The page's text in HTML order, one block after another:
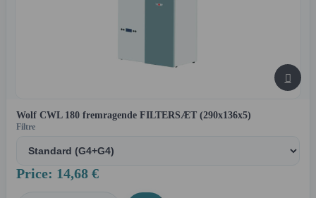

Wolf CWL 180 fremragende FILTERSÆT (290x136x5)
Filtre
Price: 14,68 €